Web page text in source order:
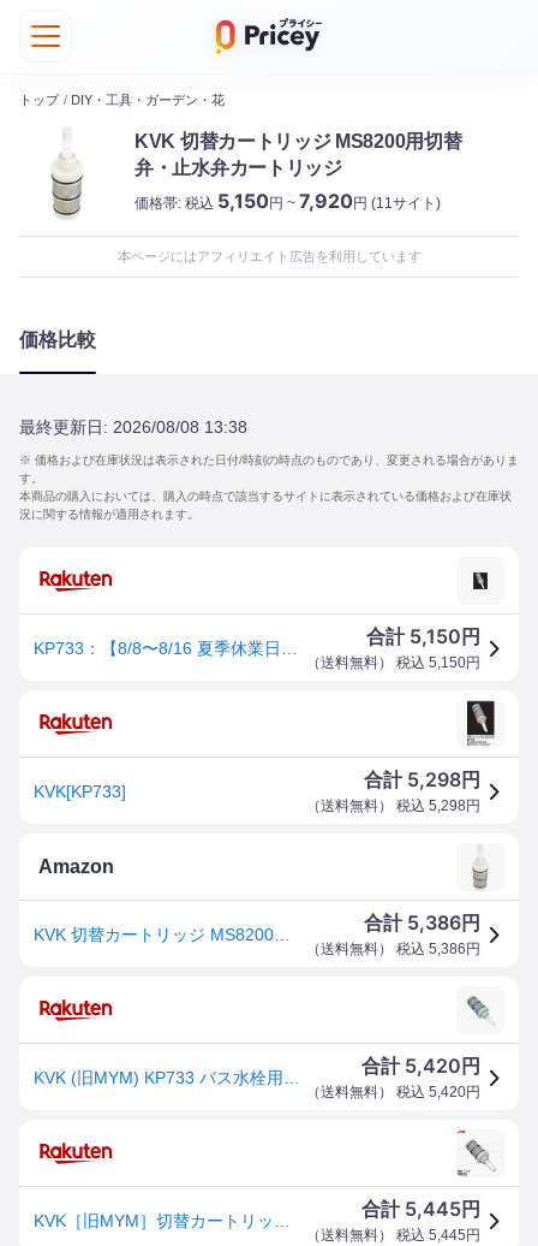
トップ / DIY・工具・ガーデン・花
KVK 切替カートリッジ MS8200用切替
弁・止水弁カートリッジ
価格帯: 税込 5,150円 ~ 7,920円 (11サイト)
本ページにはアフィリエイト広告を利用しています
価格比較
最終更新日: 2026/08/08 13:38
※ 価格および在庫状況は表示された日付/時刻の時点のものであり、変更される場合がありま
す。
本商品の購入においては、購入の時点で該当するサイトに表示されている価格および在庫状
況に関する情報が適用されます。
合計 5,150 円
（送料無料） 税込 5,150円
KVK[KP733]
合計 5,298円
（送料無料） 税込 5,298 円
Amazon
合計 5,386円
（送料無料） 税込 5,386 円
合計 5,420 円
（送料無料） 税込 5,420円
合計 5,445円
（送料無料） 税込 5,445 円